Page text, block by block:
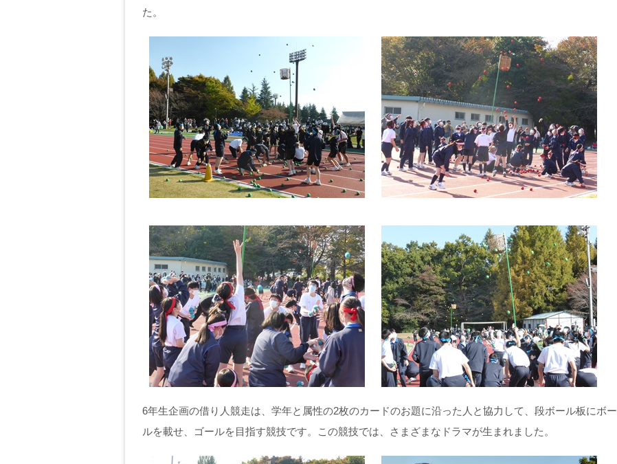
た。
6年生企画の借り人競走は、学年と属性の2枚のカードのお題に沿った人と協力して、段ボール板にボー
ルを載せ、ゴールを目指す競技です。この競技では、さまざまなドラマが生まれました。